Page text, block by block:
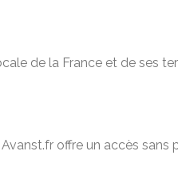
de la France et de ses
offre un accès